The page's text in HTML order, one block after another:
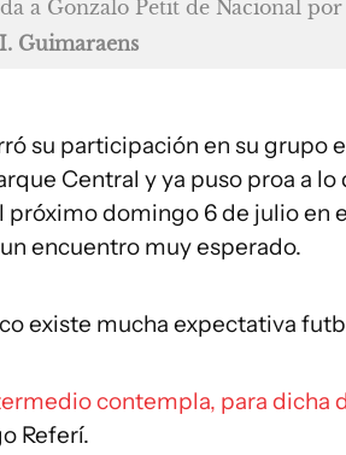
a Gonzalo Petit de Nacional
Guimaraens
su participación en su grupo
Central y ya puso proa a
próximo domingo 6 de julio en
encuentro muy esperado.
existe mucha expectativa
contempla, para dicha
Referí.